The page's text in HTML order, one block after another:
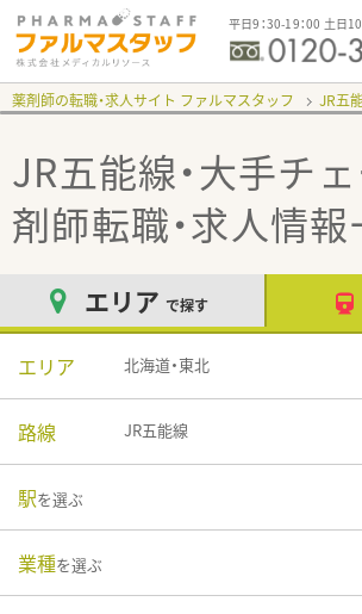
平日9：30-19：00 土日
薬剤師の転職・求人サイト ファルマスタッフ JR五
JR五能線・大手チ
剤師転職・求人情
エリア で探す
エリア 北海道・東北
路線 JR五能線
駅を選ぶ
業種を選ぶ